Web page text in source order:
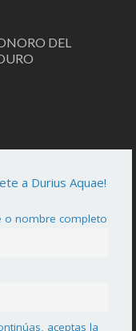
DEL
a Durius Aquae!
o nombre completo
aceptas la